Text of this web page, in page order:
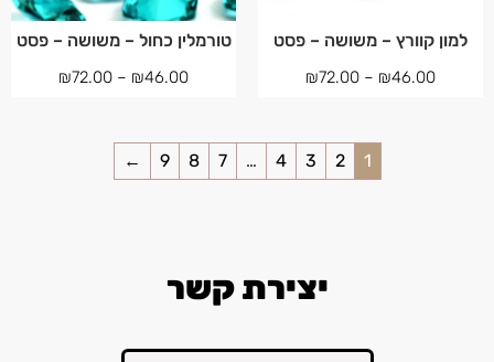
למון קוורץ – משושה – פסט
₪46.00
–
₪72.00
טורמלין כחול – משושה – פסט
₪46.00
–
₪72.00
1
2
3
4
…
7
8
9
←
יצירת קשר